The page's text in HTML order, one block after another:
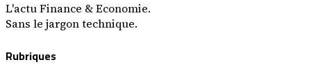
L'actu Finance & Economie.
Sans le jargon technique.
Rubriques